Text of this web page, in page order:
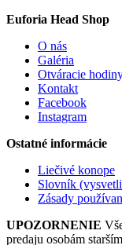
Euforia Head Shop
O nás
Galéria
Otváracie
Kontakt
Facebook
Instagram
Ostatné informácie
Liečivé konope
Slovník
Zásady
UPOZORNENIE
predaju osobám